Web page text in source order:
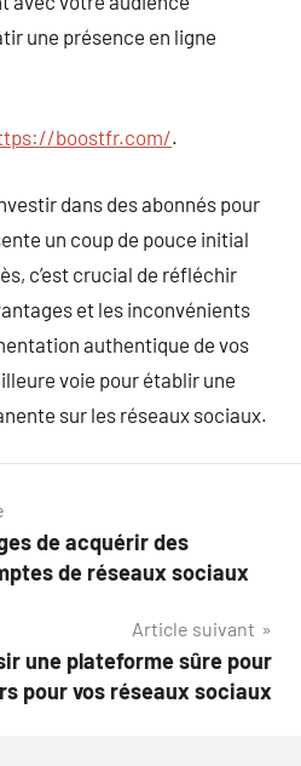
une présence en ligne
boostfr.com/.
dans des abonnés pour
un coup de pouce initial
c’est crucial de réfléchir
et les inconvénients
authentique de vos
voie pour établir une
sur les réseaux sociaux.
de acquérir des
de réseaux sociaux
Article suivant
une plateforme sûre pour
pour vos réseaux sociaux